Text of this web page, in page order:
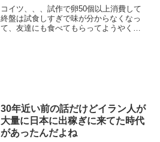
コイツ、、、試作で卵50個以上消費して
終盤は試食しすぎで味が分からなくなっ
て、友達にも食べてもらってようやく完
30年近い前の話だけどイラン人が
大量に日本に出稼ぎに来てた時代
があったんだよね